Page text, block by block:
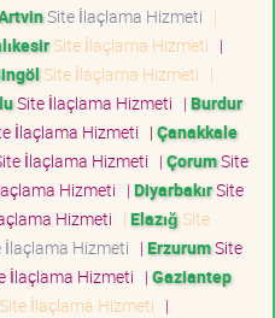
Site İlaçlama Hizmeti |
Site İlaçlama Hizmeti |
Site İlaçlama Hizmeti |
Site İlaçlama Hizmeti | Burdur
İlaçlama Hizmeti | Çanakkale
İlaçlama Hizmeti | ÇorumSite
Hizmeti | DiyarbakırSite
Hizmeti | Elazığ Site
Hizmeti | ErzurumSite
İlaçlama Hizmeti | Gaziantep
İlaçlama Hizmeti |